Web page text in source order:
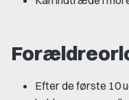
Efter de første 10